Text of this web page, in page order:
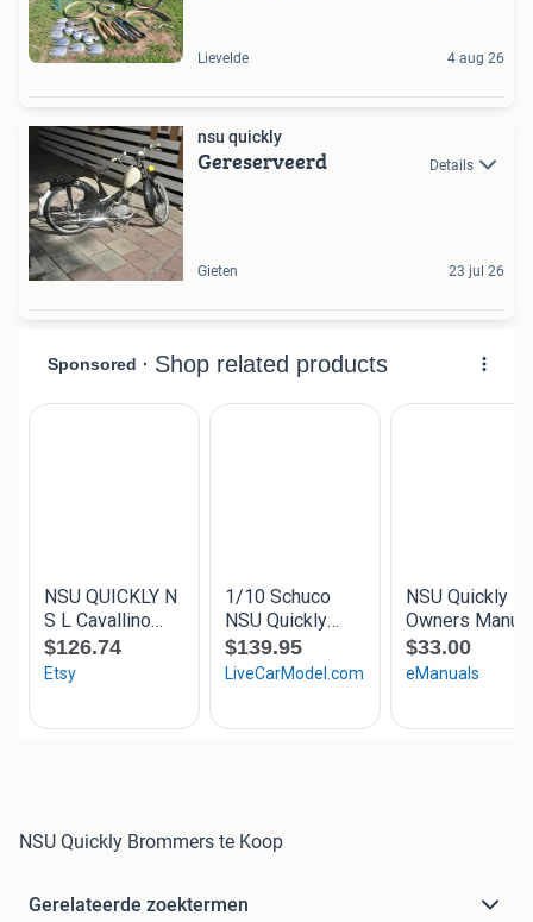
Lievelde 4 aug 26
nsu quickly
Gereserveerd Details
Gieten 23 jul 26
NSU Quickly Brommers te Koop
Gerelateerde zoektermen